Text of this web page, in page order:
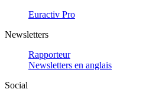
Euractiv Pro
Newsletters
Rapporteur
Newsletters en anglais
Social